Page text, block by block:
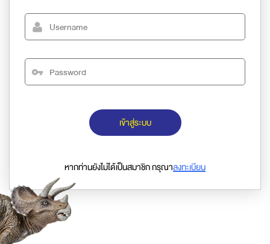
เข้าสู่ระบบ
หากท่านยังไม่ได้เป็นสมาชิก กรุณาลงทะเบียน